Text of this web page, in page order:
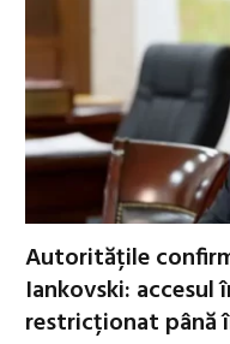
Autoritățile
Iankovski:
restricționat până